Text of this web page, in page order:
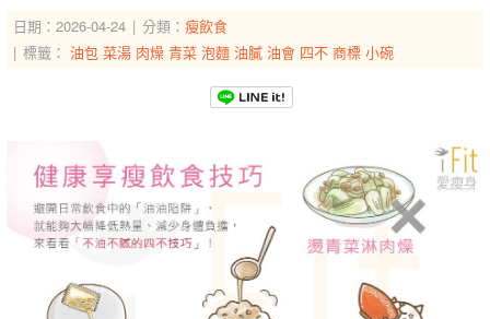
日期：2026-04-24 分類： 瘦飲食
標籤： 油包 菜湯 肉燥 青菜 泡麵 油膩 油會 四不 商標 小碗